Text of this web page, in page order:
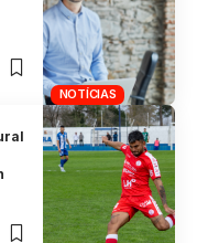
NOTÍCIAS